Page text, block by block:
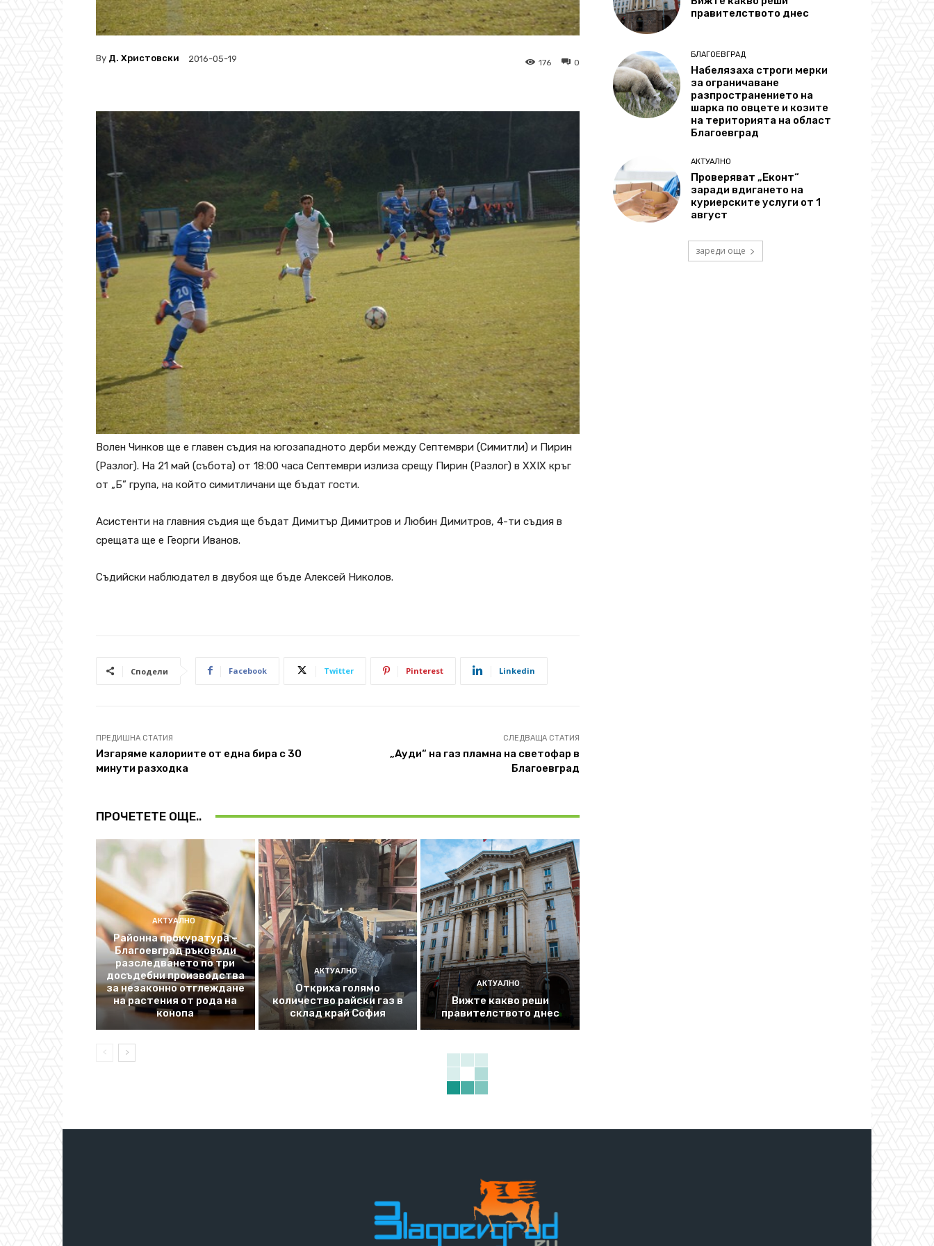
By Д. Христовски 2016-05-19 0
176
Волен Чинков ще е главен съдия на югозападното дерби между Септември (Симитли) и Пирин
(Разлог). На 21 май (събота) от 18:00 часа Септември излиза срещу Пирин (Разлог) в XXIX кръг
от „Б” група, на който симитличани ще бъдат гости.
Асистенти на главния съдия ще бъдат Димитър Димитров и Любин Димитров, 4-ти съдия в
срещата ще е Георги Иванов.
Съдийски наблюдател в двубоя ще бъде Алексей Николов.
Сподели Facebook Twitter Pinterest Linkedin
ПРЕДИШНА СТАТИЯ
Изгаряме калориите от една бира с 30
минути разходка
СЛЕДВАЩА СТАТИЯ
„Ауди“ на газ пламна на светофар в
Благоевград
ПРОЧЕТЕТЕ ОЩЕ..
АКТУАЛНО
Районна прокуратура –
Благоевград ръководи
разследването по три
досъдебни производства
за незаконно отглеждане
на растения от рода на
конопа
АКТУАЛНО
Откриха голямо
количество райски газ в
склад край София
АКТУАЛНО
Вижте какво реши
правителството днес
правителството днес
БЛАГОЕВГРАД
Набелязаха строги мерки
за ограничаване
разпространението на
шарка по овцете и козите
на територията на област
Благоевград
АКТУАЛНО
Проверяват „Еконт“
заради вдигането на
куриерските услуги от 1
август
зареди още